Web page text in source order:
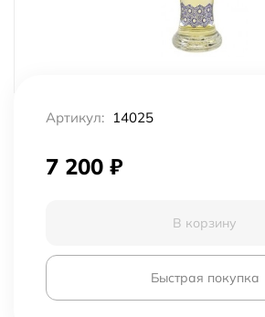
Артикул: 14025
7 200 ₽
В корзину
Быстрая покупка